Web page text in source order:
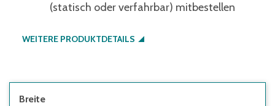
(statisch oder verfahrbar) mitbestellen
WEITERE PRODUKTDETAILS
Breite